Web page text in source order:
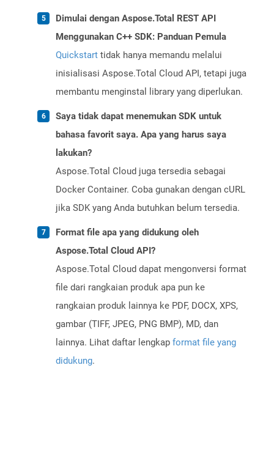
Dimulai dengan Aspose.Total REST API
Menggunakan C++ SDK: Panduan Pemula
Quickstart tidak hanya memandu melalui
inisialisasi Aspose.Total Cloud API, tetapi juga
membantu menginstal library yang diperlukan.
Saya tidak dapat menemukan SDK untuk
bahasa favorit saya. Apa yang harus saya
lakukan?
Aspose.Total Cloud juga tersedia sebagai
Docker Container. Coba gunakan dengan cURL
jika SDK yang Anda butuhkan belum tersedia.
Format file apa yang didukung oleh
Aspose.Total Cloud API?
Aspose.Total Cloud dapat mengonversi format
file dari rangkaian produk apa pun ke
rangkaian produk lainnya ke PDF, DOCX, XPS,
gambar (TIFF, JPEG, PNG BMP), MD, dan
lainnya. Lihat daftar lengkap format file yang
didukung.